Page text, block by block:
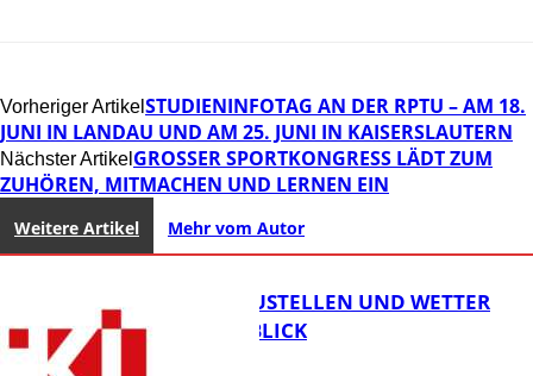
Vorheriger Artikel STUDIENINFOTAG AN DER RPTU – AM 18.
JUNI IN LANDAU UND AM 25. JUNI IN KAISERSLAUTERN
Nächster Artikel GROSSER SPORTKONGRESS LÄDT ZUM Z
UHÖREN, MITMACHEN UND LERNEN EIN
Weitere Artikel Mehr vom Autor
PARKEN, BAUSTELLEN UND WETTER
DIGITAL IM BLICK